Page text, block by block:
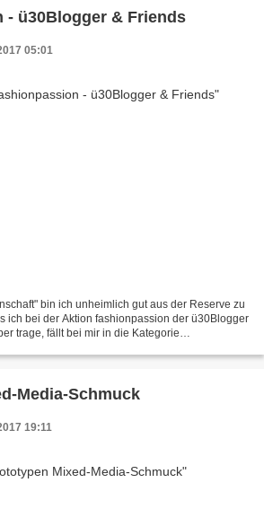
- ü30Blogger & Friends
05:01
bin ich unheimlich gut aus der Reserve zu
ich bei der Aktion fashionpassion der ü30Blogger
trage, fällt bei mir in die Kategorie
Media-Schmuck
19:11